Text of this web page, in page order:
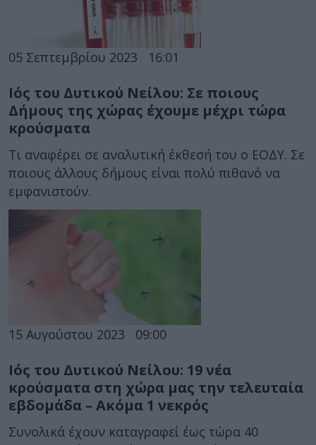
05 Σεπτεμβρίου 2023 16:01
Ιός του Δυτικού Νείλου: Σε ποιους
Δήμους της χώρας έχουμε μέχρι τώρα
κρούσματα
Τι αναφέρει σε αναλυτική έκθεσή του ο ΕΟΔΥ. Σε
ποιους άλλους δήμους είναι πολύ πιθανό να
εμφανιστούν.
15 Αυγούστου 2023 09:00
Ιός του Δυτικού Νείλου: 19 νέα
κρούσματα στη χώρα μας την τελευταία
εβδομάδα – Ακόμα 1 νεκρός
Συνολικά έχουν καταγραφεί έως τώρα 40